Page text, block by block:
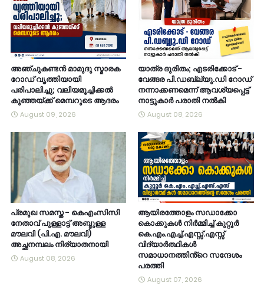
അഞ്ചുകണ്ടൻ മാമുദു സ്മാരക
റോഡ് വൃത്തിയായി
പരിപാലിച്ചു; വലിയമൂച്ചിക്കൽ
കുഞ്ഞയ്ക്ക് മെമ്പറുടെ ആദരം
August 09, 2026
യാത്ര ദുരിതം; എടരിക്കോട് -
വേങ്ങര പി.ഡബ്ല്യു.ഡി റോഡ്
നന്നാക്കണമെന്ന് ആവശ്യപ്പെട്ട്
നാട്ടുകാർ പരാതി നൽകി
August 08, 2026
പ്രമുഖ സമസ്ത - കെഎംസിസി
നേതാവ് പുള്ളാട്ട് അബ്ദുള്ള
മൗലവി (പി.എ. മൗലവി)
അച്ഛനമ്പലം നിര്യാതനായി
August 08, 2026
ആയിരത്തോളം സഡാക്കോ
കൊക്കുകൾ നിർമ്മിച്ച് കുറ്റൂർ
കെ.എം.എച്ച്.എസ്സ്.എസ്സ്
വിദ്യാർത്ഥികൾ
സമാധാനത്തിൻ്റെ സന്ദേശം
പരത്തി
August 07, 2026